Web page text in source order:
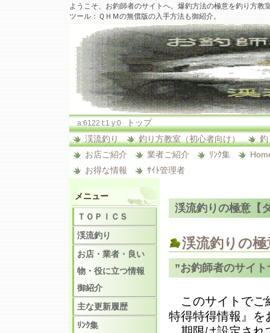
ようこそ、お釣師者のサイトへ。爆釣方法の極意を釣り方
ツール：ＱＨＭの無償版の入手方法も御紹介。
a:6122 t:1 y:0-
トップ
渓流釣り
釣り方教室（初心者向け）
釣
お店ご紹介
業者ご紹介 ﾘﾝｸ集
お得な情報
ｻｲﾄ管理者
渓流釣りの極意【
渓流釣りの
”お釣師者のサイ
このサイトでご
特得特得情報』を
メニュー
ＴＯＰＩＣＳ
渓流釣り
お店・業者・良い
物・役に立つ情報
御紹介
主な更新履歴
ﾘﾝｸ集